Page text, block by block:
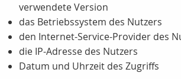
verwendete Version
das Betriebssystem des Nutzers
den Internet-Service-Provider des
die IP-Adresse des Nutzers
Datum und Uhrzeit des Zugriffs